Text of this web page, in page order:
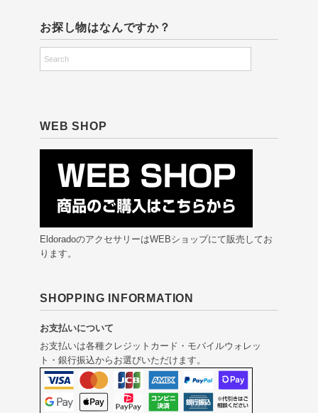
お探し物はなんですか？
WEB SHOP
EldoradoのアクセサリーはWEBショップにて販売してお
ります。
SHOPPING INFORMATION
お支払いについて
お支払いは各種クレジットカード・モバイルウォレッ
ト・銀行振込からお選びいただけます。